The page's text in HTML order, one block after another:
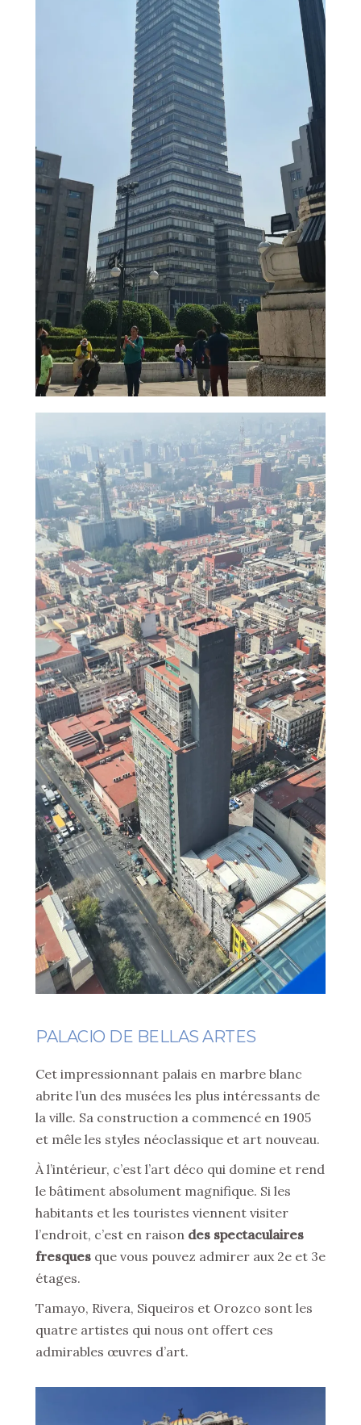
PALACIO DE BELLAS ARTES
Cet impressionnant palais en marbre blanc
abrite l’un des musées les plus intéressants de
la ville. Sa construction a commencé en 1905
et mêle les styles néoclassique et art nouveau.
À l’intérieur, c’est l’art déco qui domine et rend
le bâtiment absolument magnifique. Si les
habitants et les touristes viennent visiter
l’endroit, c’est en raison des spectaculaires
fresques que vous pouvez admirer aux 2e et 3e
étages.
Tamayo, Rivera, Siqueiros et Orozco sont les
quatre artistes qui nous ont offert ces
admirables œuvres d’art.